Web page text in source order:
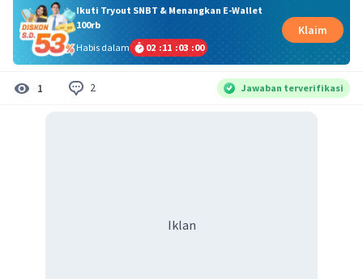
Ikuti Tryout SNBT & Menangkan E-Wallet
100rb
Habis dalam
02 :11 :02 :59
Klaim
1 2 Jawaban terverifikasi
Iklan